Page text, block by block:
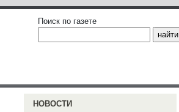
Поиск по газете
НОВОСТИ